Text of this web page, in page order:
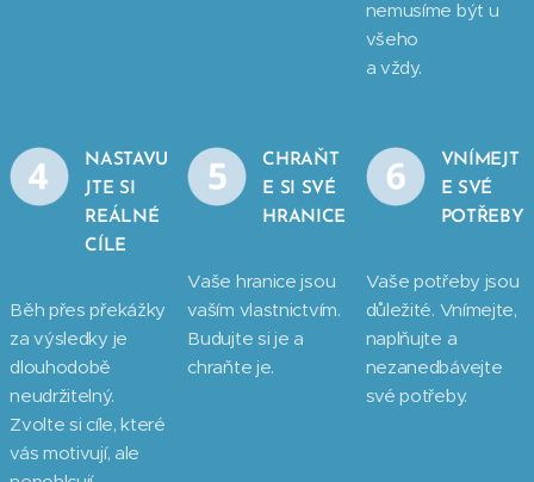
nemusíme být u
všeho
a vždy.
NASTAVU
JTE SI
REÁLNÉ
CÍLE
Běh přes překážky
za výsledky je
dlouhodobě
neudržitelný.
Zvolte si cíle, které
vás motivují, ale
CHRAŇT
E SI SVÉ
HRANICE
Vaše hranice jsou
vaším vlastnictvím.
Budujte si je a
chraňte je.
VNÍMEJT
E SVÉ
POTŘEBY
Vaše potřeby jsou
důležité. Vnímejte,
naplňujte a
nezanedbávejte
své potřeby.